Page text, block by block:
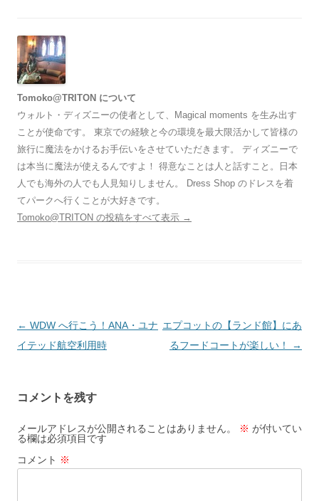
Tomoko@TRITON について
ウォルト・ディズニーの使者として、Magical moments を生み出す
ことが使命です。 東京での経験と今の環境を最大限活かして皆様の
旅行に魔法をかけるお手伝いをさせていただきます。 ディズニーで
は本当に魔法が使えるんですよ！ 得意なことは人と話すこと。日本
人でも海外の人でも人見知りしません。 Dress Shop のドレスを着
てパークへ行くことが大好きです。
Tomoko@TRITON の投稿をすべて表示 →
投
稿
ゲ
ー
シ
ョ
← WDW へ行こう！ANA・ユナ
イテッド航空利用時
エプコットの【ランド館】にあ
るフードコートが楽しい！
→
コメントを残す
メールアドレスが公開されることはありません。 ※ が付いてい
る欄は必須項目です
コメント ※